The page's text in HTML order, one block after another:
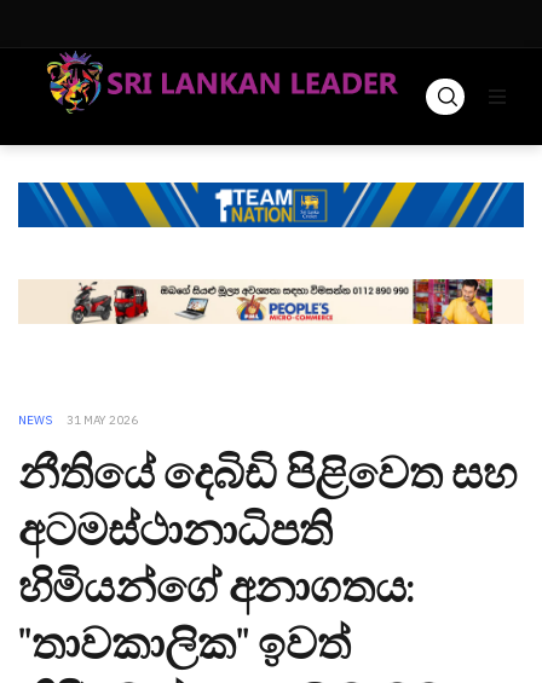
NEWS 31 MAY 2026
නීතියේ දෙබිඩි පිළිවෙත සහ
අටමස්ථානාධිපති
හිමියන්ගේ අනාගතය:
"තාවකාලික" ඉවත්